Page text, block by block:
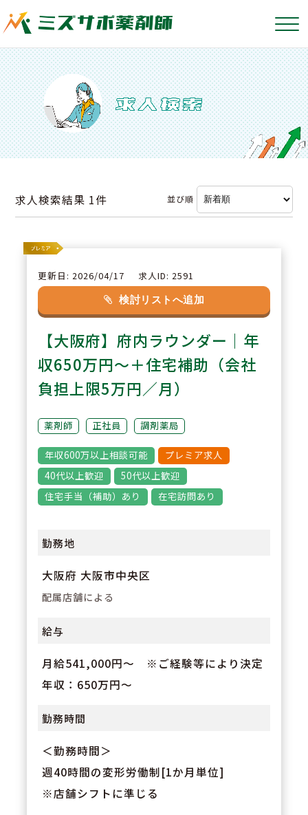
求人検索結果 1件 並び順
更新日: 2026/04/17 求人ID: 2591
検討リストへ追加
【大阪府】府内ラウンダー｜年
収650万円～＋住宅補助（会社
負担上限5万円／月）
薬剤師 正社員 調剤薬局
年収600万以上相談可能
プレミア求人
40代以上歓迎
50代以上歓迎
住宅手当（補助）あり
在宅訪問あり
勤務地
大阪府 大阪市中央区
配属店舗による
給与
月給541,000円～ ※ご経験等により決定
年収：650万円～
勤務時間
＜勤務時間＞
週40時間の変形労働制[1か月単位]
※店舗シフトに準じる